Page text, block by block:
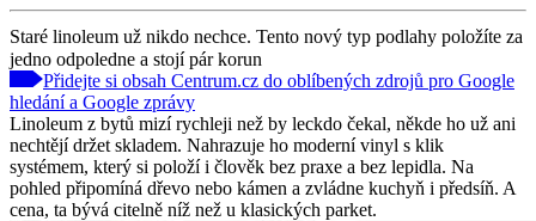
Staré linoleum už nikdo nechce. Tento nový typ podlahy položíte za
jedno odpoledne a stojí pár korun
Přidejte si obsah Centrum.cz do oblíbených zdrojů pro Google
hledání a Google zprávy
Linoleum z bytů mizí rychleji než by leckdo čekal, někde ho už ani
nechtějí držet skladem. Nahrazuje ho moderní vinyl s klik
systémem, který si položí i člověk bez praxe a bez lepidla. Na
pohled připomíná dřevo nebo kámen a zvládne kuchyň i předsíň. A
cena, ta bývá citelně níž než u klasických parket.